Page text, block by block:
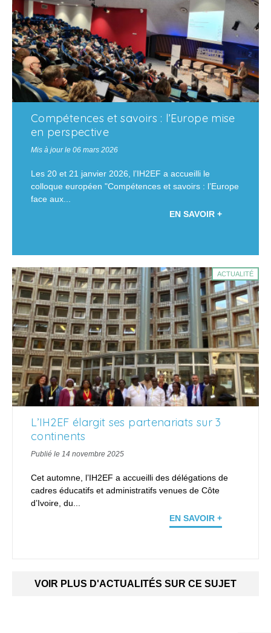
Compétences et savoirs : l’Europe mise
en perspective
Mis à jour le 06 mars 2026
Les 20 et 21 janvier 2026, l’IH2EF a accueilli le
colloque européen "Compétences et savoirs : l’Europe
face aux...
EN SAVOIR +
ACTUALITÉ
L’IH2EF élargit ses partenariats sur 3
continents
Publié le 14 novembre 2025
Cet automne, l’IH2EF a accueilli des délégations de
cadres éducatifs et administratifs venues de Côte
d’Ivoire, du...
EN SAVOIR +
VOIR PLUS D'ACTUALITÉS SUR CE SUJET